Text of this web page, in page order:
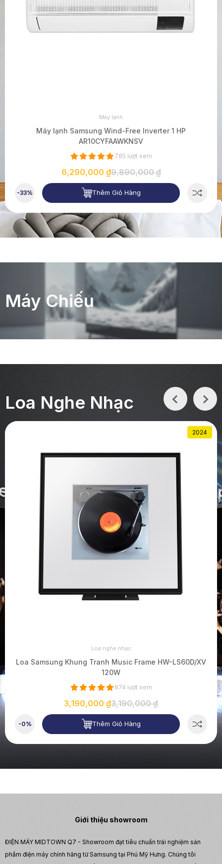
Máy lạnh
Máy lạnh Samsung Wind-Free Inverter 1 HP
AR10CYFAAWKNSV
785 lượt xem
6,290,000 ₫9,890,000 ₫
-33% Thêm Giỏ Hàng
Máy Chiếu
Loa Nghe Nhạc
2024
Loa nghe nhạc
Loa Samsung Khung Tranh Music Frame HW-LS60D/XV
120W
874 lượt xem
3,190,000 ₫3,190,000 ₫
-0% Thêm Giỏ Hàng
Giới thiệu showroom
ĐIỆN MÁY MIDTOWN Q7 - Showroom đạt tiêu chuẩn trải nghiệm sản
phẩm điện máy chính hãng từ Samsung tại Phú Mỹ Hưng. Chúng tôi